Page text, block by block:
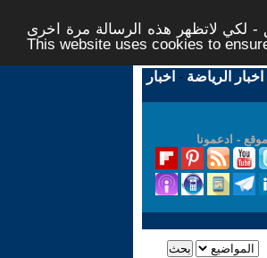
لكي لاتظهر هذه الرسالة مرة اخرى -
This website uses cookies to
اخبار الرياضة - اخبار
- ادعمونا